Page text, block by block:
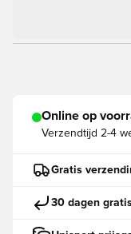
Online op
Verzendtijd 2-4
Gratis
30 dagen